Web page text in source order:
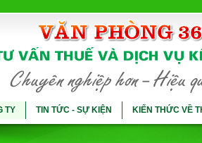
TY TIN TỨC - SỰ KIỆN KIẾN THỨC VỀ